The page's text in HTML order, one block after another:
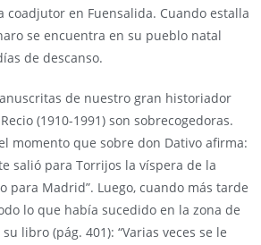
coadjutor en Fuensalida. Cuando estalla
se encuentra en su pueblo natal
de descanso.
de nuestro gran historiador
(1910-1991) son sobrecogedoras.
momento que sobre don Dativo afirma:
salió para Torrijos la víspera de la
para Madrid”. Luego, cuando más tarde
lo que había sucedido en la zona de
libro (pág. 401): “Varias veces se le